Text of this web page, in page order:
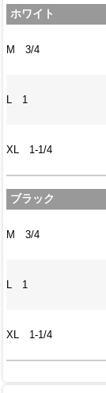
ホワイト
M 3/4
L 1
XL 1-1/4
ブラック
M 3/4
L 1
XL 1-1/4